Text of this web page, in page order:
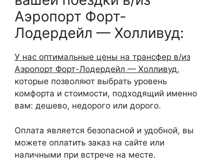
Аэропорт Форт-
Лодердейл — Холливуд:
У нас оптимальные цены на трансфер в/из
Аэропорт Форт-Лодердейл — Холливуд,
которые позволяют выбрать уровень
комфорта и стоимости, подходящий именно
вам: дешево, недорого или дорого.
Оплата является безопасной и удобной, вы
можете оплатить заказ на сайте или
наличными при встрече на месте.